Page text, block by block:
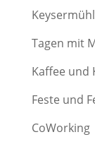
Tagen mit
Kaffee und
Feste und
CoWorking